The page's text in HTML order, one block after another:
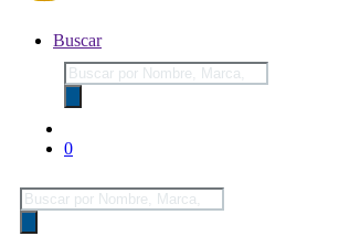
Buscar
Búsqueda
de
productos
0
Búsqueda
de
productos